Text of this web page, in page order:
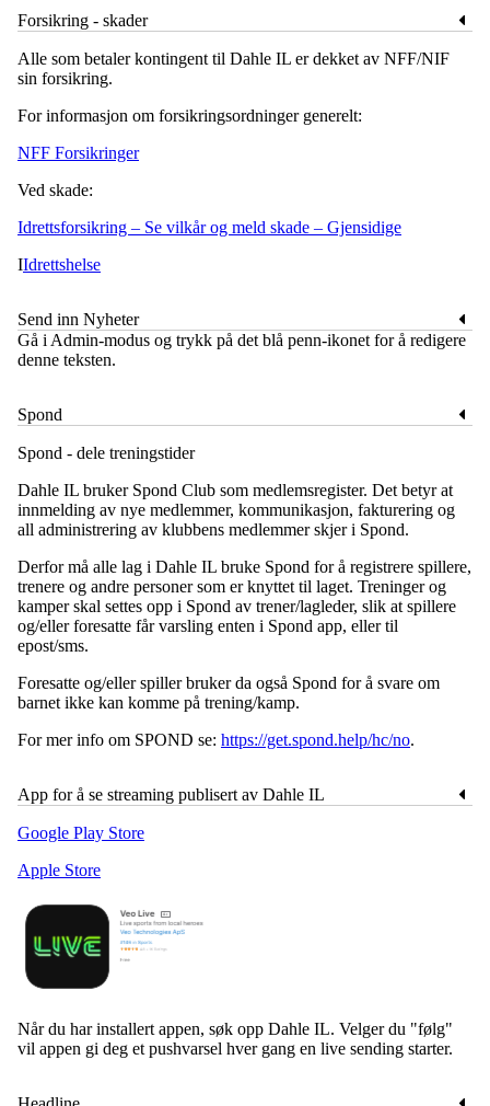
Forsikring - skader
Alle som betaler kontingent til Dahle IL er dekket av NFF/NIF
sin forsikring.
For informasjon om forsikringsordninger generelt:
NFF Forsikringer
Ved skade:
Idrettsforsikring – Se vilkår og meld skade – Gjensidige
IIdrettshelse
Send inn Nyheter
​Gå i Admin-modus og trykk på det blå penn-ikonet for å redigere
denne teksten.
Spond
Spond - dele treningstider
Dahle IL bruker Spond Club som medlemsregister. Det betyr at
innmelding av nye medlemmer, kommunikasjon, fakturering og
all administrering av klubbens medlemmer skjer i Spond.
Derfor må alle lag i Dahle IL bruke Spond for å registrere spillere,
trenere og andre personer som er knyttet til laget. Treninger og
kamper skal settes opp i Spond av trener/lagleder, slik at spillere
og/eller foresatte får varsling enten i Spond app, eller til
epost/sms.
Foresatte og/eller spiller bruker da også Spond for å svare om
barnet ikke kan komme på trening/kamp.
For mer info om SPOND se: https://get.spond.help/hc/no.
App for å se streaming publisert av Dahle IL
Google Play Store
Apple Store
Når du har installert appen, søk opp Dahle IL. Velger du "følg"
vil appen gi deg et pushvarsel hver gang en live sending starter.